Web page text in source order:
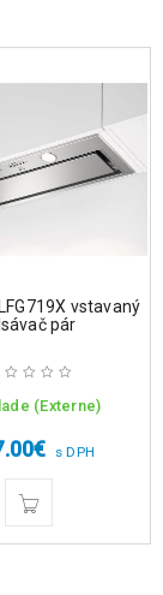
vstavaný
pár
(Externe)
€ s DPH